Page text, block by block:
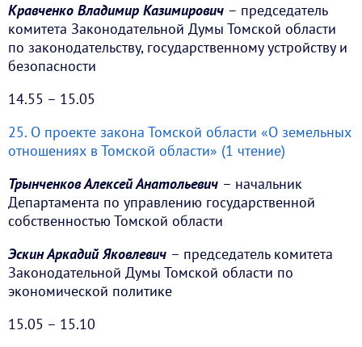
Кравченко Владимир Казимирович – председатель
комитета Законодательной Думы Томской области
по законодательству, государственному устройству и
безопасности
14.55 – 15.05
25. О проекте закона Томской области «О земельных
отношениях в Томской области» (1 чтение)
Трынченков Алексей Анатольевич – начальник
Департамента по управлению государственной
собственностью Томской области
Эскин Аркадий Яковлевич – председатель комитета
Законодательной Думы Томской области по
экономической политике
15.05 – 15.10